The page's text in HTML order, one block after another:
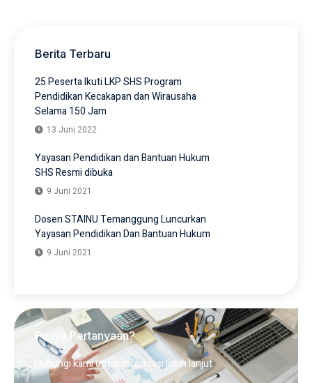
Berita Terbaru
25 Peserta Ikuti LKP SHS Program
Pendidikan Kecakapan dan Wirausaha
Selama 150 Jam
13 Juni 2022
Yayasan Pendidikan dan Bantuan Hukum
SHS Resmi dibuka
9 Juni 2021
Dosen STAINU Temanggung Luncurkan
Yayasan Pendidikan Dan Bantuan Hukum
9 Juni 2021
Punya Pertanyaan?
Hubungi kami untuk informasi lebih lanjut